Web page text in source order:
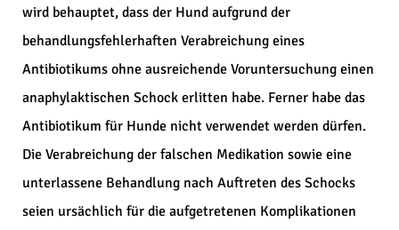
wird behauptet, dass der Hund aufgrund der
behandlungsfehlerhaften Verabreichung eines
Antibiotikums ohne ausreichende Voruntersuchung einen
anaphylaktischen Schock erlitten habe. Ferner habe das
Antibiotikum für Hunde nicht verwendet werden dürfen.
Die Verabreichung der falschen Medikation sowie eine
unterlassene Behandlung nach Auftreten des Schocks
seien ursächlich für die aufgetretenen Komplikationen